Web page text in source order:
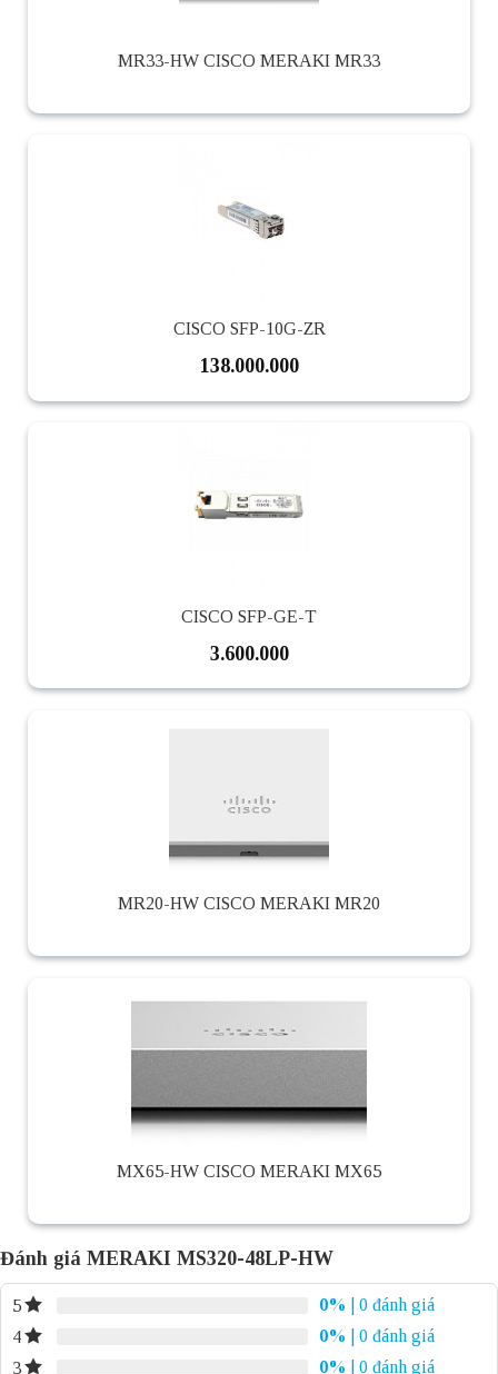
MR33-HW CISCO MERAKI MR33
CISCO SFP-10G-ZR
138.000.000
CISCO SFP-GE-T
3.600.000
MR20-HW CISCO MERAKI MR20
MX65-HW CISCO MERAKI MX65
Đánh giá MERAKI MS320-48LP-HW
5 0%
| 0 đánh giá
4
0%
| 0 đánh giá
3
0%
| 0 đánh giá